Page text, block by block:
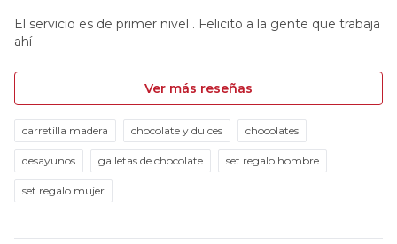
El servicio es de primer nivel . Felicito a la gente que trabaja
ahí
Ver más reseñas
carretilla madera chocolate y dulces chocolates
desayunos galletas de chocolate set regalo hombre
set regalo mujer